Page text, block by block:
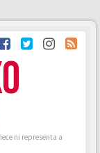
ni representa a